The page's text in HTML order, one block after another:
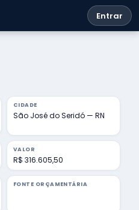
Entrar
CIDADE
São José do Seridó — RN
VALOR
R$ 316.605,50
FONTE ORÇAMENTÁRIA